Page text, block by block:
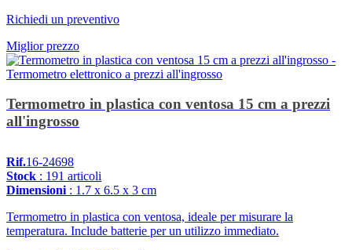
Richiedi un preventivo
Miglior prezzo
Termometro in plastica con ventosa 15 cm a prezzi
all'ingrosso
Rif.16-24698
Stock : 191 articoli
Dimensioni : 1.7 x 6.5 x 3 cm
Termometro in plastica con ventosa, ideale per misurare la
temperatura. Include batterie per un utilizzo immediato.